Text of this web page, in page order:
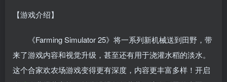
【游戏介绍】
《Farming Simulator 25》将一系列新机械送到田野，带
来了游戏内容和视觉升级，甚至还有用于浇灌水稻的淡水。
这个合家欢农场游戏变得更有深度，内容更丰富多样！开启